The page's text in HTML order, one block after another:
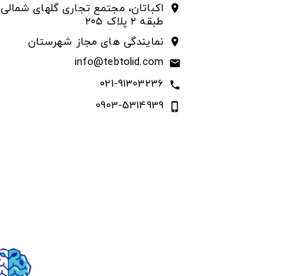
location_on
اکباتان، مجتمع تجاری گلهای شمالی
طبقه ۲ پلاک ۲۰۵
location_on نمایندگی های مجاز شهرستان
email
info@tebtolid.com
call
021-91303236
phone_iphone
0903-5314939